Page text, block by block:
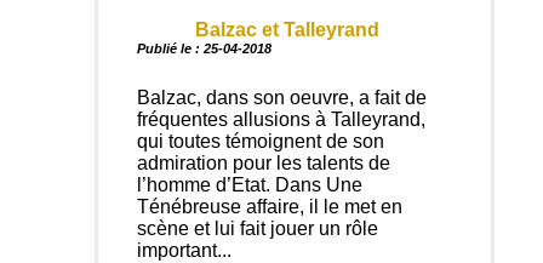
Balzac et Talleyrand
Publié le : 25-04-2018
Balzac, dans son oeuvre, a fait de
fréquentes allusions à Talleyrand,
qui toutes témoignent de son
admiration pour les talents de
l’homme d’Etat. Dans Une
Ténébreuse affaire, il le met en
scène et lui fait jouer un rôle
important...